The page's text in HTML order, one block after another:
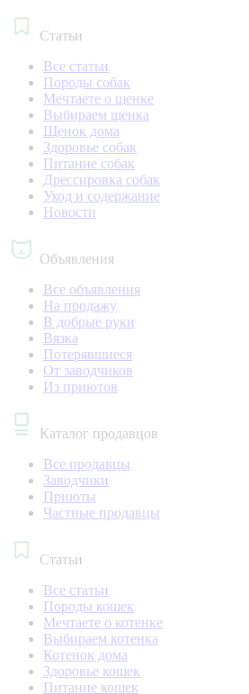
Статьи
Все статьи
Породы собак
Мечтаете о щенке
Выбираем щенка
Щенок дома
Здоровье собак
Питание собак
Дрессировка собак
Уход и содержание
Новости
Объявления
Все объявления
На продажу
В добрые руки
Вязка
Потерявшиеся
От заводчиков
Из приютов
Каталог продавцов
Все продавцы
Заводчики
Приюты
Частные продавцы
Статьи
Все статьи
Породы кошек
Мечтаете о котенке
Выбираем котенка
Котенок дома
Здоровье кошек
Питание кошек